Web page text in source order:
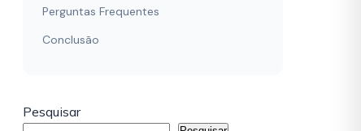
Perguntas Frequentes
Conclusão
Pesquisar